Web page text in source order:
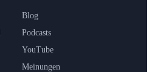
Blog
Podcasts
YouTube
Meinungen